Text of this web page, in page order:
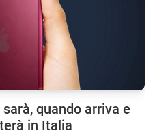
quando arriva e
in Italia